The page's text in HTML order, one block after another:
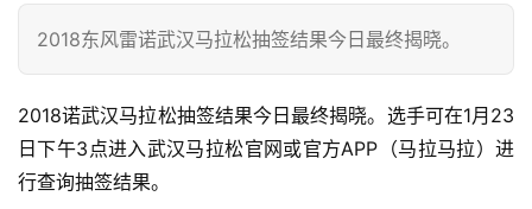
2018东风雷诺武汉马拉松抽签结果今日最终揭晓。
2018诺武汉马拉松抽签结果今日最终揭晓。选手可在1月23
日下午3点进入武汉马拉松官网或官方APP（马拉马拉）进
行查询抽签结果。